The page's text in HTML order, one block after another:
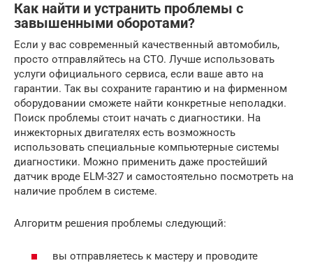
Как найти и устранить проблемы с
завышенными оборотами?
Если у вас современный качественный автомобиль,
просто отправляйтесь на СТО. Лучше использовать
услуги официального сервиса, если ваше авто на
гарантии. Так вы сохраните гарантию и на фирменном
оборудовании сможете найти конкретные неполадки.
Поиск проблемы стоит начать с диагностики. На
инжекторных двигателях есть возможность
использовать специальные компьютерные системы
диагностики. Можно применить даже простейший
датчик вроде ELM-327 и самостоятельно посмотреть на
наличие проблем в системе.
Алгоритм решения проблемы следующий:
вы отправляетесь к мастеру и проводите